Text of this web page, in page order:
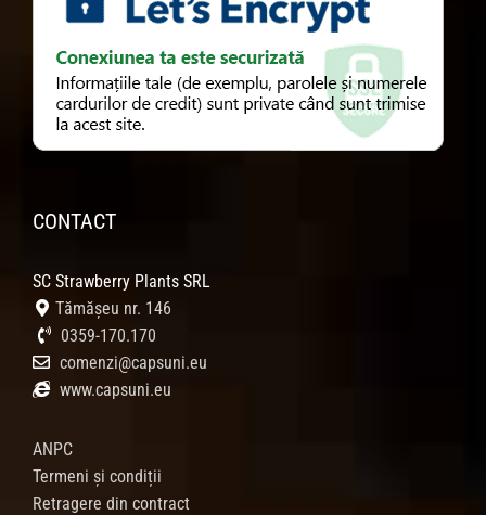
CONTACT
SC Strawberry Plants SRL
Tămășeu nr. 146
0359-170.170
comenzi@capsuni.eu
www.capsuni.eu
ANPC
Termeni și condiții
Retragere din contract